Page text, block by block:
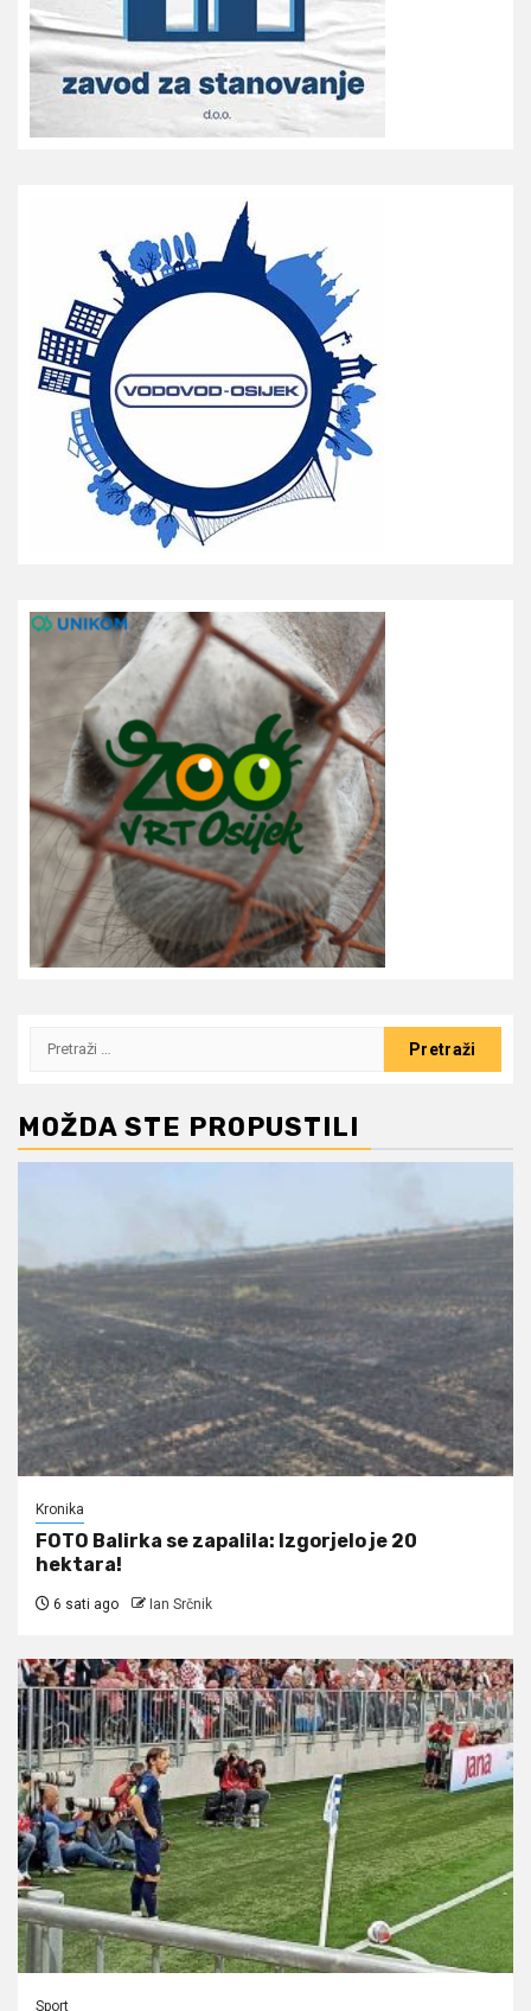
Pretraži:
MOŽDA STE PROPUSTILI
Kronika
FOTO Balirka se zapalila: Izgorjelo je 20
hektara!
6 sati ago Ian Srčnik
Sport